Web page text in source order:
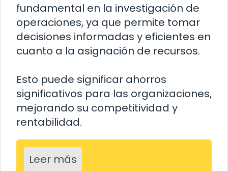
fundamental en la investigación de
operaciones, ya que permite tomar
decisiones informadas y eficientes en
cuanto a la asignación de recursos.
Esto puede significar ahorros
significativos para las organizaciones,
mejorando su competitividad y
rentabilidad.
Leer más